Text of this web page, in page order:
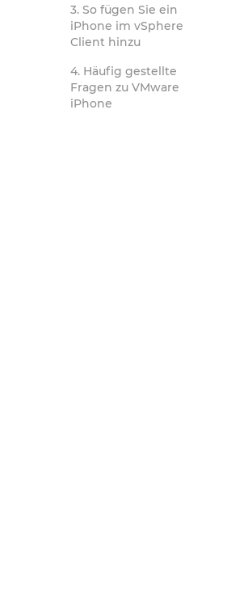
So fügen Sie ein
iPhone im vSphere
Client hinzu
Häufig gestellte
Fragen zu VMware
iPhone